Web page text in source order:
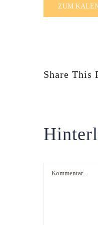
ZUM
Share This
Kommentar